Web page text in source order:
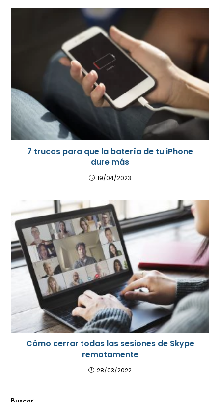
7 trucos para que la batería de tu iPhone
dure más
19/04/2023
Cómo cerrar todas las sesiones de Skype
remotamente
28/03/2022